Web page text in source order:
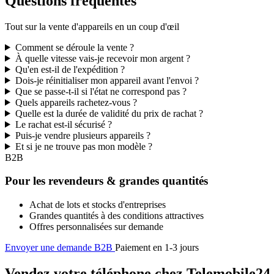
Tout sur la vente d'appareils en un coup d'œil
Comment se déroule la vente ?
À quelle vitesse vais-je recevoir mon argent ?
Qu'en est-il de l'expédition ?
Dois-je réinitialiser mon appareil avant l'envoi ?
Que se passe-t-il si l'état ne correspond pas ?
Quels appareils rachetez-vous ?
Quelle est la durée de validité du prix de rachat ?
Le rachat est-il sécurisé ?
Puis-je vendre plusieurs appareils ?
Et si je ne trouve pas mon modèle ?
B2B
Pour les revendeurs & grandes quantités
Achat de lots et stocks d'entreprises
Grandes quantités à des conditions attractives
Offres personnalisées sur demande
Envoyer une demande B2B Paiement en 1-3 jours